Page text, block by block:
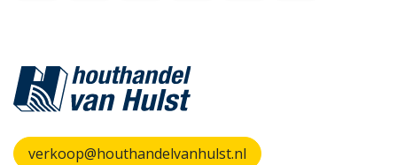
verkoop@houthandelvanhulst.nl